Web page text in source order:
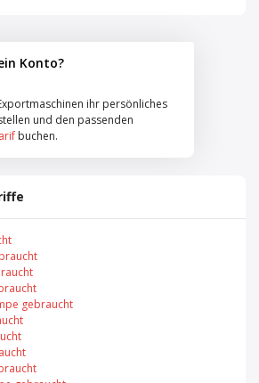
Konto?
ihr persönliches
und den passenden
buchen.
gebraucht